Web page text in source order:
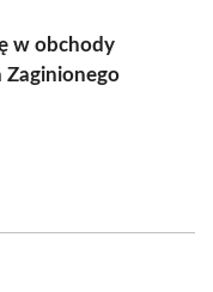
w obchody
Zaginionego